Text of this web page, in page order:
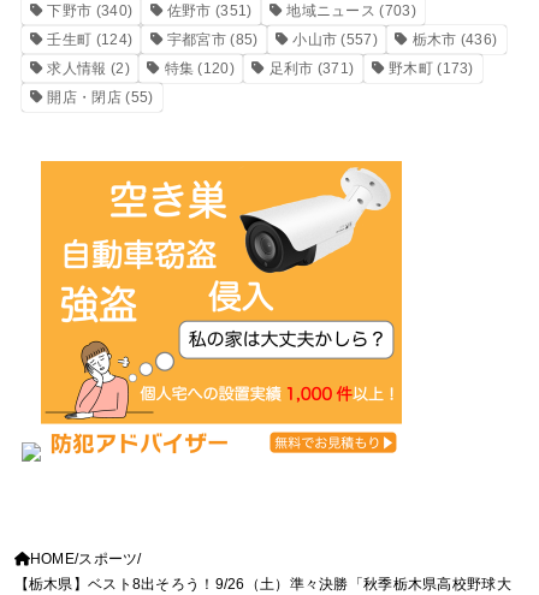
下野市 (340) 佐野市 (351) 地域ニュース (703)
壬生町 (124) 宇都宮市 (85) 小山市 (557) 栃木市 (436)
求人情報 (2) 特集 (120) 足利市 (371) 野木町(173)
開店・閉店(55)
HOME スポーツ
【栃木県】ベスト8出そろう！9/26（土）準々決勝「秋季栃木県高校野球大